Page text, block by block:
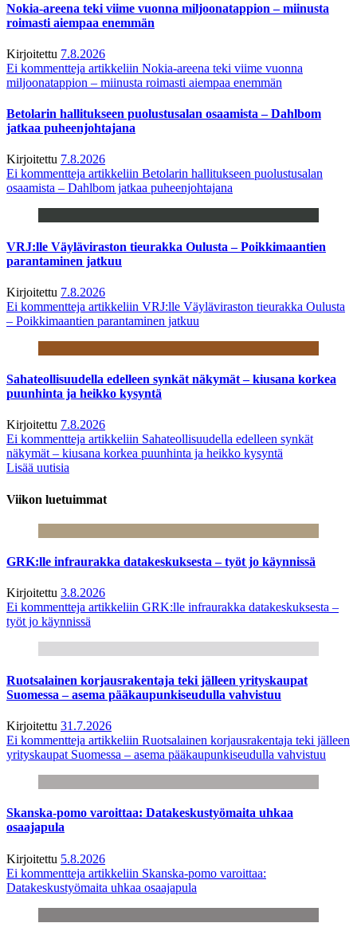
Nokia-areena teki viime vuonna miljoonatappion – miinusta
roimasti aiempaa enemmän
Kirjoitettu 7.8.2026
Ei kommentteja artikkeliin Nokia-areena teki viime vuonna
miljoonatappion – miinusta roimasti aiempaa enemmän
Betolarin hallitukseen puolustusalan osaamista – Dahlbom
jatkaa puheenjohtajana
Kirjoitettu 7.8.2026
Ei kommentteja artikkeliin Betolarin hallitukseen puolustusalan
osaamista – Dahlbom jatkaa puheenjohtajana
VRJ:lle Väyläviraston tieurakka Oulusta – Poikkimaantien
parantaminen jatkuu
Kirjoitettu 7.8.2026
Ei kommentteja artikkeliin VRJ:lle Väyläviraston tieurakka Oulusta
– Poikkimaantien parantaminen jatkuu
Sahateollisuudella edelleen synkät näkymät – kiusana korkea
puunhinta ja heikko kysyntä
Kirjoitettu 7.8.2026
Ei kommentteja artikkeliin Sahateollisuudella edelleen synkät
näkymät – kiusana korkea puunhinta ja heikko kysyntä
Lisää uutisia
Viikon luetuimmat
GRK:lle infraurakka datakeskuksesta – työt jo käynnissä
Kirjoitettu 3.8.2026
Ei kommentteja artikkeliin GRK:lle infraurakka datakeskuksesta –
työt jo käynnissä
Ruotsalainen korjausrakentaja teki jälleen yrityskaupat
Suomessa – asema pääkaupunkiseudulla vahvistuu
Kirjoitettu 31.7.2026
Ei kommentteja artikkeliin Ruotsalainen korjausrakentaja teki jälleen
yrityskaupat Suomessa – asema pääkaupunkiseudulla vahvistuu
Skanska-pomo varoittaa: Datakeskustyömaita uhkaa
osaajapula
Kirjoitettu 5.8.2026
Ei kommentteja artikkeliin Skanska-pomo varoittaa:
Datakeskustyömaita uhkaa osaajapula